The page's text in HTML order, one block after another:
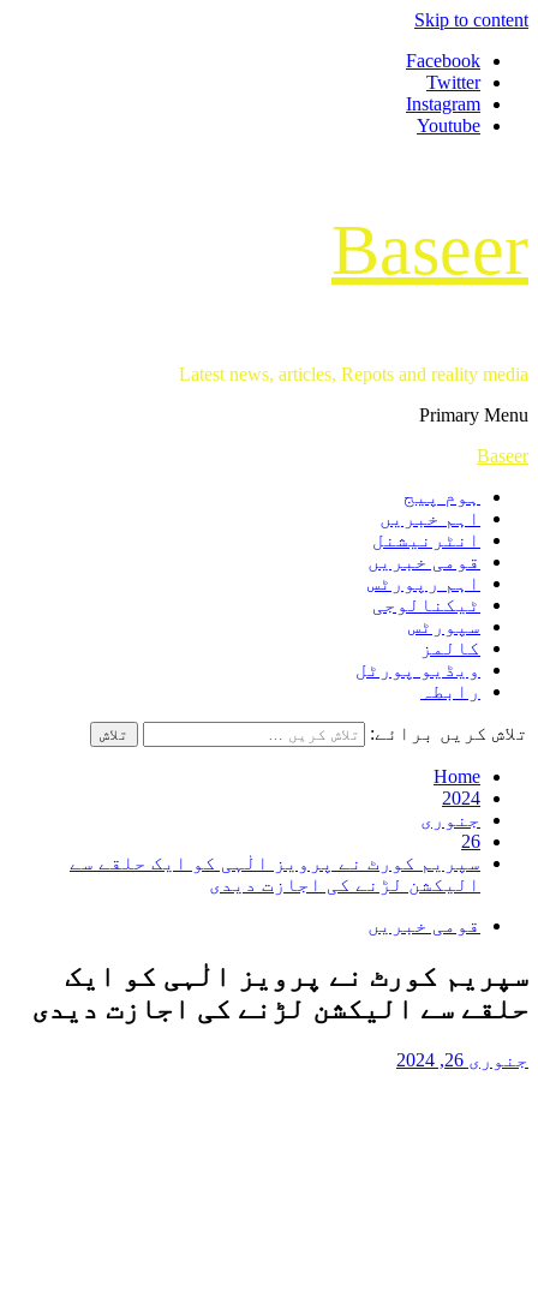
Skip to content
Facebook
Twitter
Instagram
Youtube
Baseer
Latest news, articles, Repots and reality media
Primary Menu
Baseer
ہوم پیج
اہم خبریں
انٹرنیشنل
قومی خبریں
اہم رپورٹس
ٹیکنالوجی
سپورٹس
کالمز
ویڈیو پورٹل
رابطہ
تلاش کریں برائے:
Home
2024
جنوری
26
سپریم کورٹ نے پرویز الٰہی کو ایک حلقے سے
الیکشن لڑنے کی اجازت دیدی
قومی خبریں
سپریم کورٹ نے پرویز الٰہی کو ایک
حلقے سے الیکشن لڑنے کی اجازت دیدی
جنوری 26, 2024